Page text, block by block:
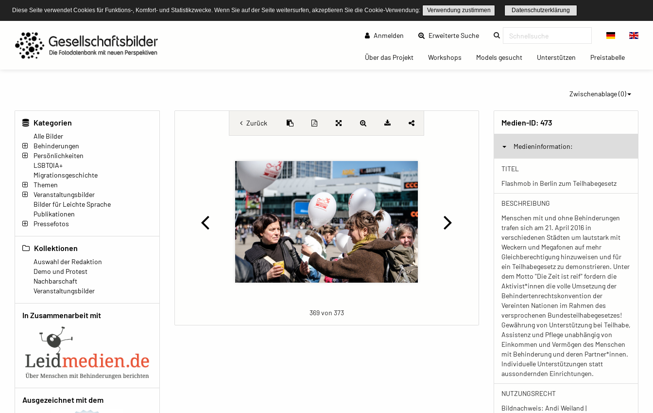
Diese Seite verwendet Cookies für Funktions-, Komfort- und Statistikzwecke. Wenn Sie auf der Seite weitersurfen, akzeptieren Sie die Cookie-Verwendung: Verwendung zustimmen Datenschutzerklärung
Anmelden Erweiterte Suche(current)
Über das Projekt(current)Workshops(current)Models gesucht(current)Unterstützen(current)Preistabelle(current)
Zwischenablage (0)
Kategorien
Alle Bilder
Behinderungen
Persönlichkeiten
LSBTQIA+
Migrationsgeschichte
Themen
Veranstaltungsbilder
Bilder für Leichte Sprache
Publikationen
Pressefotos
Kollektionen
Auswahl der Redaktion
Demo und Protest
Nachbarschaft
Veranstaltungsbilder
In Zusammenarbeit mit
Ausgezeichnet mit dem
Zurück
369 von 373
Medien-ID: 473
Medieninformation:
TITEL
Flashmob in Berlin zum Teilhabegesetz
BESCHREIBUNG
Menschen mit und ohne Behinderungen
trafen sich am 21. April 2016 in
verschiedenen Städten um lautstark mit
Weckern und Megafonen auf mehr
Gleichberechtigung hinzuweisen und für
ein Teilhabegesetz zu demonstrieren. Unter
dem Motto "Die Zeit ist reif" fordern die
Aktivist*innen die volle Umsetzung der
Behindertenrechtskonvention der
Vereinten Nationen im Rahmen des
versprochenen Bundesteilhabegesetzes!
Gewährung von Unterstützung bei Teilhabe,
Assistenz und Pflege unabhängig von
Einkommen und Vermögen des Menschen
mit Behinderung und deren Partner*innen.
Individuelle Unterstützungen statt
aussondernden Einrichtungen.
NUTZUNGSRECHT
Bildnachweis: Andi Weiland |